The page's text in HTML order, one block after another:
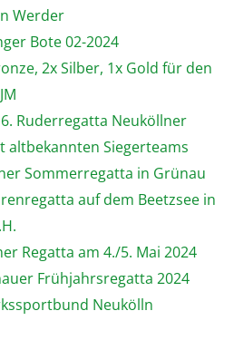
Werder
Bote 02-2024
2x Silber, 1x Gold für den
Ruderregatta Neuköllner
altbekannten Siegerteams
Sommerregatta in Grünau
auf dem Beetzsee in
Regatta am 4./5. Mai 2024
Frühjahrsregatta 2024
Neukölln